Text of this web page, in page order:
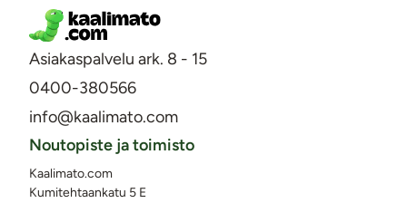
Asiakaspalvelu ark. 8 - 15
0400-380566
info@kaalimato.com
Noutopiste ja toimisto
Kaalimato.com
Kumitehtaankatu 5 E